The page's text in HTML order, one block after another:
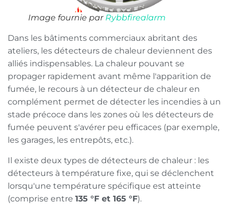
Image fournie par Rybbfirealarm
Dans les bâtiments commerciaux abritant des
ateliers, les détecteurs de chaleur deviennent des
alliés indispensables. La chaleur pouvant se
propager rapidement avant même l'apparition de
fumée, le recours à un détecteur de chaleur en
complément permet de détecter les incendies à un
stade précoce dans les zones où les détecteurs de
fumée peuvent s'avérer peu efficaces (par exemple,
les garages, les entrepôts, etc.).
Il existe deux types de détecteurs de chaleur : les
détecteurs à température fixe, qui se déclenchent
lorsqu'une température spécifique est atteinte
(comprise entre 135 °F et 165 °F).